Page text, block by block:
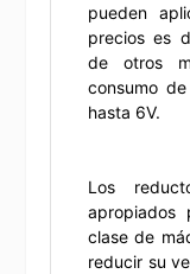
pueden
precios es
de otros
consumo
hasta 6V.
Los
apropiados
clase de
reducir su